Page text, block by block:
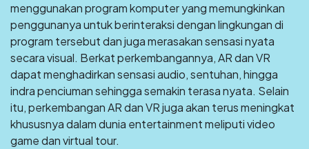
menggunakan program komputer yang memungkinkan
penggunanya untuk berinteraksi dengan lingkungan di
program tersebut dan juga merasakan sensasi nyata
secara visual. Berkat perkembangannya, AR dan VR
dapat menghadirkan sensasi audio, sentuhan, hingga
indra penciuman sehingga semakin terasa nyata. Selain
itu, perkembangan AR dan VR juga akan terus meningkat
khususnya dalam dunia entertainment meliputi video
game dan virtual tour.